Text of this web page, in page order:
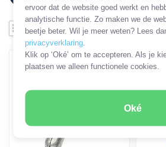
ervoor dat de website goed werkt en
analytische functie. Zo maken we de
beetje beter. Wil je meer weten? Lees
privacyverklaring
Klik op ‘Oké’ om te accepteren. Als je
plaatsen we alleen functionele cookies.
Oké